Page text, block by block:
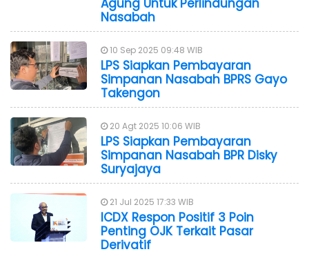
Nasabah
10 Sep 2025 09:48 WIB
LPS Siapkan Pembayaran
Simpanan Nasabah BPRS Gayo
Takengon
20 Agt 2025 10:06 WIB
LPS Siapkan Pembayaran
Simpanan Nasabah BPR Disky
Suryajaya
21 Jul 2025 17:33 WIB
ICDX Respon Positif 3 Poin
Penting OJK Terkait Pasar
Derivatif